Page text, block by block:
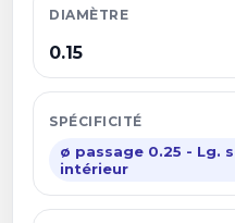
DIAMÈTRE
0.15
SPÉCIFICITÉ
ø passage 0.25 - Lg.
intérieur